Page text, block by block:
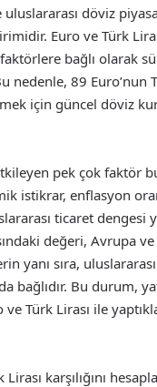
döviz
Euro ve Türk
bağlı olarak
nedenle, 89 Euro’nun
için güncel döviz
pek çok faktör
istikrar, enflasyon
ticaret dengesi
değeri, Avrupa
yanı sıra,
bağlıdır. Bu durum,
Türk Lirası ile
Lirası karşılığını